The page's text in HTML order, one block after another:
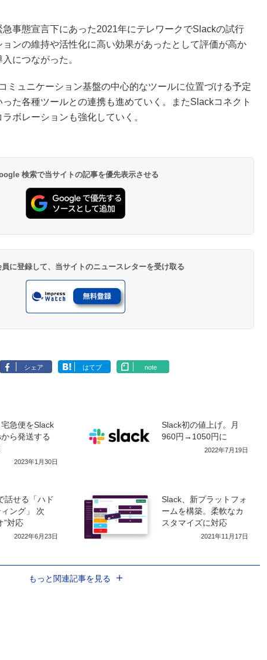
事態宣言下にあった2021年にテレワークでSlackの試行
ンの維持や活性化に高い効果があったとして評価が高か
につながった。
ミュニケーション基盤の中心的なツールに位置づける予定
た各種ツールとの連携も進めていく。またSlackコネクト
ボレーションも強化していく。
検索で当サイトの記事を優先表示させる
に登録して、当サイトのニュースレターを受け取る
シェア はてブ note
急便をSlack
ら発送する
2023年1月30日
Slack初の値上げ。月
960円→1050円に
2022年7月19日
話せる「ハド
ング」 次
”対応
2022年6月23日
Slack、新プラットフォ
ームを構築。柔軟なカ
スタマイズに対応
2021年11月17日
もっと関連記事を見る